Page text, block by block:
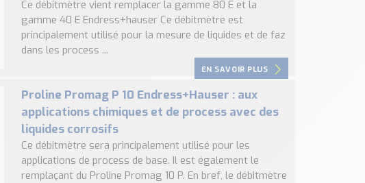
Ce débitmètre vient remplacer la gamme 80 E et la
gamme 40 E Endress+hauser Ce débitmètre est
principalement utilisé pour la mesure de liquides et de faz
dans les process ...
EN SAVOIR PLUS
Proline Promag P 10 Endress+Hauser : aux
applications chimiques et de process avec des
liquides corrosifs
Ce débitmètre sera principalement utilisé pour les
applications de process de base. Il est également le
remplaçant du Proline Promag 10 P. En bref, le débitmètre